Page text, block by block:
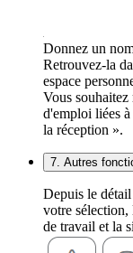
Donnez un
Retrouvez-la
espace
Vous
d'emploi liées
la réception ».
7. Autres
Depuis le
votre
de travail et la